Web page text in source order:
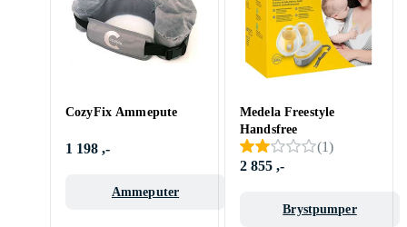
CozyFix Ammepute
1 198 ,-
Ammeputer
Medela Freestyle
Handsfree
(1)
2 855 ,-
Brystpumper